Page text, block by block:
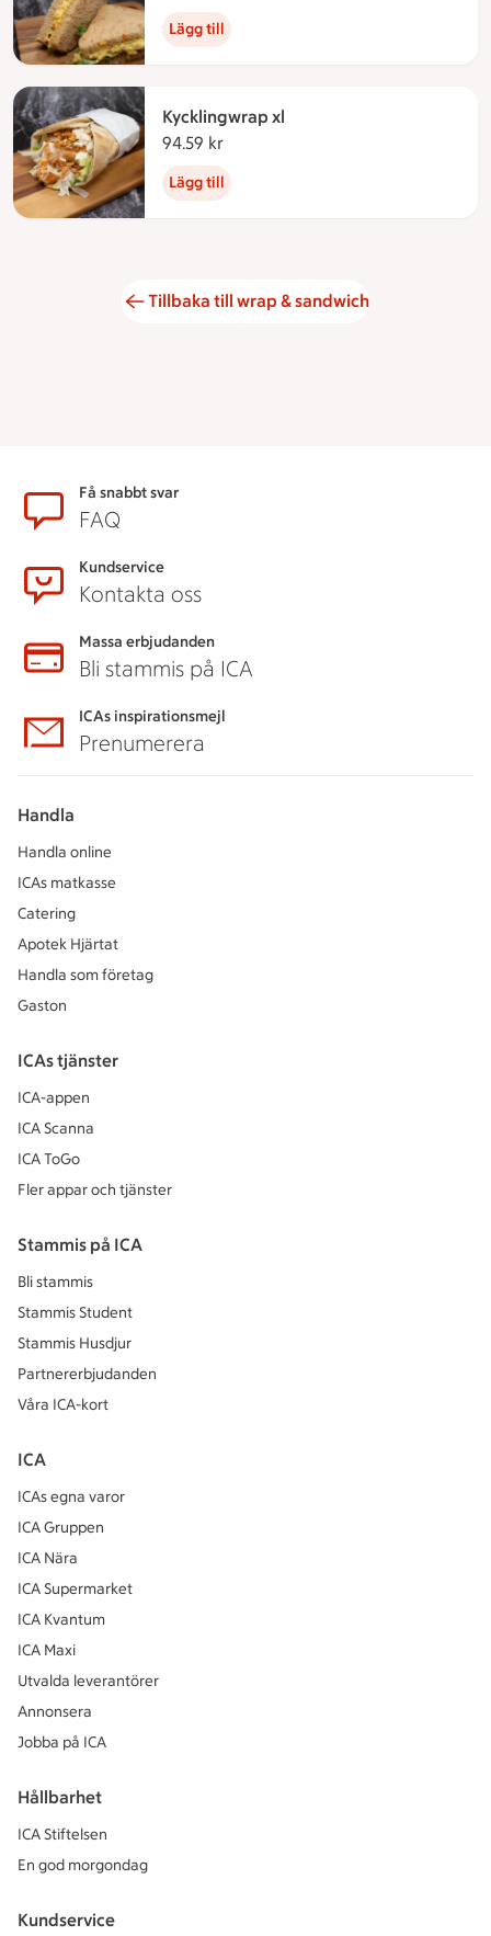
Lägg till
Kycklingwrap xl
94.59 kr
Lägg till
Tillbaka till wrap & sandwich
SidfotFå snabbt svar
FAQ
Kundservice
Kontakta oss
Massa erbjudanden
Bli stammis på ICA
ICAs inspirationsmejl
Prenumerera
Handla
Handla online
ICAs matkasse
Catering
Apotek Hjärtat
Handla som företag
Gaston
ICAs tjänster
ICA-appen
ICA Scanna
ICA ToGo
Fler appar och tjänster
Stammis på ICA
Bli stammis
Stammis Student
Stammis Husdjur
Partnererbjudanden
Våra ICA-kort
ICA
ICAs egna varor
ICA Gruppen
ICA Nära
ICA Supermarket
ICA Kvantum
ICA Maxi
Utvalda leverantörer
Annonsera
Jobba på ICA
Hållbarhet
ICA Stiftelsen
En god morgondag
Kundservice